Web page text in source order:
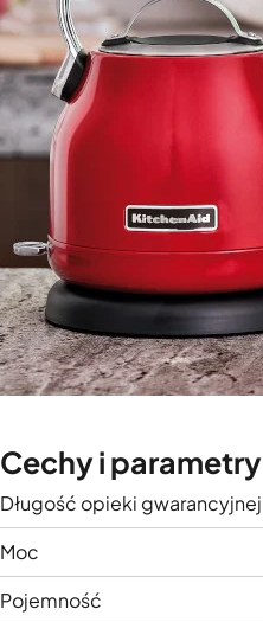
Cechy i parametry
Długość opieki gwarancyjnej
Moc
Pojemność